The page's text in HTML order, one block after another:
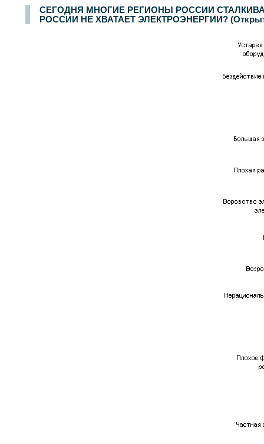
СЕГОДНЯ МНОГИЕ РЕГИОНЫ РОССИИ
РОССИИ НЕ ХВАТАЕТ ЭЛЕКТРОЭНЕРГИИ?